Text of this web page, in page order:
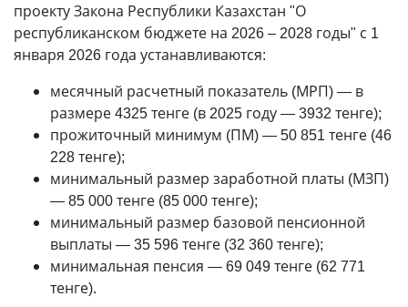
проекту Закона Республики Казахстан "О
республиканском бюджете на 2026 – 2028 годы" с 1
января 2026 года устанавливаются:
месячный расчетный показатель (МРП) — в
размере 4325 тенге (в 2025 году — 3932 тенге);
прожиточный минимум (ПМ) — 50 851 тенге (46
228 тенге);
минимальный размер заработной платы (МЗП)
— 85 000 тенге (85 000 тенге);
минимальный размер базовой пенсионной
выплаты — 35 596 тенге (32 360 тенге);
минимальная пенсия — 69 049 тенге (62 771
тенге).